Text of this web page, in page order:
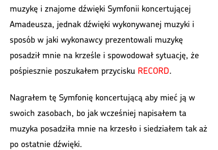
muzykę i znajome dźwięki Symfonii koncertującej
Amadeusza, jednak dźwięki wykonywanej muzyki i
sposób w jaki wykonawcy prezentowali muzykę
posadził mnie na krześle i spowodował sytuację, że
pośpiesznie poszukałem przycisku RECORD.
Nagrałem tę Symfonię koncertującą aby mieć ją w
swoich zasobach, bo jak wcześniej napisałem ta
muzyka posadziła mnie na krzesło i siedziałem tak aż
po ostatnie dźwięki.